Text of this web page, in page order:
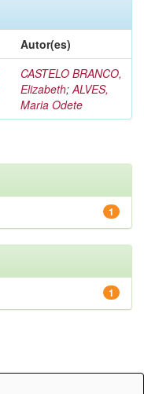
Autor(es)
CASTELO BRANCO,
Elizabeth;ALVES,
Maria Odete
1
1